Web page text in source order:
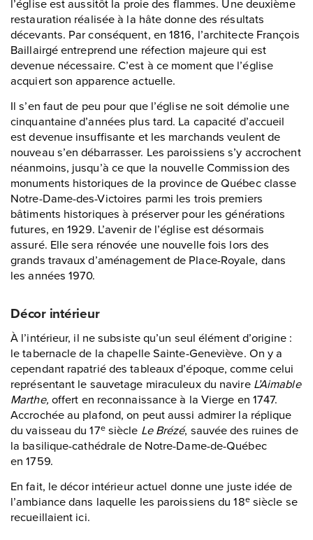
restauration réalisée à la hâte donne des résultats
décevants. Par conséquent, en 1816, l’architecte François
Baillairgé entreprend une réfection majeure qui est
devenue nécessaire. C’est à ce moment que l’église
acquiert son apparence actuelle.
Il s’en faut de peu pour que l’église ne soit démolie une
cinquantaine d’années plus tard. La capacité d’accueil
est devenue insuffisante et les marchands veulent de
nouveau s’en débarrasser. Les paroissiens s’y accrochent
néanmoins, jusqu’à ce que la nouvelle Commission des
monuments historiques de la province de Québec classe
Notre-Dame-des-Victoires parmi les trois premiers
bâtiments historiques à préserver pour les générations
futures, en 1929. L’avenir de l’église est désormais
assuré. Elle sera rénovée une nouvelle fois lors des
grands travaux d’aménagement de Place-Royale, dans
les années 1970.
Décor intérieur
À l’intérieur, il ne subsiste qu’un seul élément d’origine :
le tabernacle de la chapelle Sainte-Geneviève. On y a
cependant rapatrié des tableaux d’époque, comme celui
représentant le sauvetage miraculeux du navire L’Aimable
Marthe, offert en reconnaissance à la Vierge en 1747.
Accrochée au plafond, on peut aussi admirer la réplique
du vaisseau du 17esiècle Le Brézé, sauvée des ruines de
la basilique-cathédrale de Notre-Dame-de-Québec
en 1759.
En fait, le décor intérieur actuel donne une juste idée de
l’ambiance dans laquelle les paroissiens du 18esiècle se
recueillaient ici.